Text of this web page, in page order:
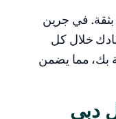
بثقة. في جرين
خلال كل
بك، مما يضمن
دبي